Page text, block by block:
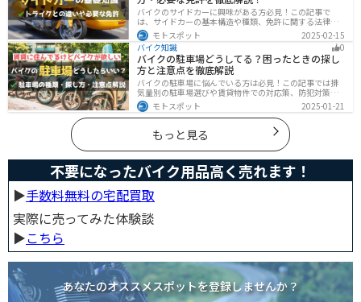
バイクのサイドカーに興味がある方必見！この記事で
は、サイドカーの基本構造や種類、免許に関する法律、
メンテナンス方法を解説しています。実は、サイドカー
は法律上、二輪車として扱われるため、排気量に応じた
二輪免許が必要です。この記事を読めば、サイドカーの
正しい楽しみ方がわかります。
モトスポット
2025-02-15
バイク知識
0
バイクの駐車場どうしてる？困ったときの探し
方と注意点を徹底解説
バイクの駐車場に悩んでいる方は必見！この記事では排
気量別の駐車場選びや賃貸物件での対応策、防犯対策を
解説します。実は駐車場の種類やマナーを押さえるだけ
で快適なバイクライフが実現可能です。記事を読み駐車
場探しのコツをぜひチェックしてください。
モトスポット 2025-01-21
もっと見る
不要になったバイク用品高く売れます！
▶︎手数料無料の宅配買取
実際に売ってみた体験談
▶︎こちら
あなたのオススメスポットを登録しませんか？